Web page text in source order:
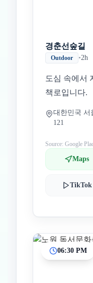
경춘선숲길
Outdoor •2h
도심 속에서
책로입니다.
대한민국 서
121
Source: Google
Maps
TikTok
06:30 PM